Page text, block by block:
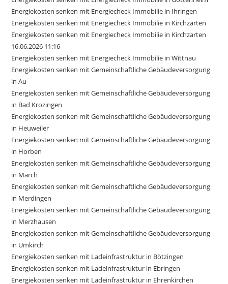
Energiekosten senken mit Energiecheck Immobilie in Ihringen
Energiekosten senken mit Energiecheck Immobilie in Kirchzarten
Energiekosten senken mit Energiecheck Immobilie in Kirchzarten
16.06.2026 11:16
Energiekosten senken mit Energiecheck Immobilie in Wittnau
Energiekosten senken mit Gemeinschaftliche Gebäudeversorgung
in Au
Energiekosten senken mit Gemeinschaftliche Gebäudeversorgung
in Bad Krozingen
Energiekosten senken mit Gemeinschaftliche Gebäudeversorgung
in Heuweiler
Energiekosten senken mit Gemeinschaftliche Gebäudeversorgung
in Horben
Energiekosten senken mit Gemeinschaftliche Gebäudeversorgung
in March
Energiekosten senken mit Gemeinschaftliche Gebäudeversorgung
in Merdingen
Energiekosten senken mit Gemeinschaftliche Gebäudeversorgung
in Merzhausen
Energiekosten senken mit Gemeinschaftliche Gebäudeversorgung
in Umkirch
Energiekosten senken mit Ladeinfrastruktur in Bötzingen
Energiekosten senken mit Ladeinfrastruktur in Ebringen
Energiekosten senken mit Ladeinfrastruktur in Ehrenkirchen